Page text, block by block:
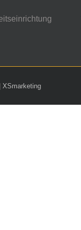
XSmarketing